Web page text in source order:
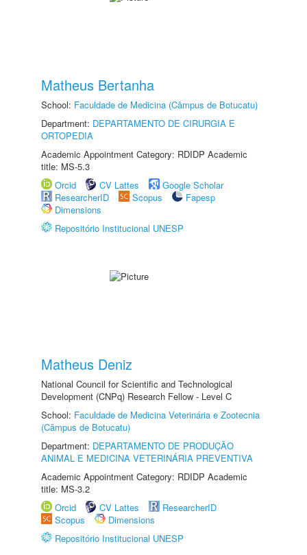
Matheus Bertanha
School: Faculdade de Medicina (Câmpus de Botucatu)
Department: DEPARTAMENTO DE CIRURGIA E
ORTOPEDIA
Academic Appointment Category: RDIDP Academic
title: MS-5.3
Orcid
CV Lattes
Google Scholar
ResearcherID
Scopus
Fapesp
Dimensions
Repositório Institucional UNESP
Matheus Deniz
National Council for Scientific and Technological
Development (CNPq) Research Fellow - Level C
School: Faculdade de Medicina Veterinária e Zootecnia
(Câmpus de Botucatu)
Department: DEPARTAMENTO DE PRODUÇÃO
ANIMAL E MEDICINA VETERINÁRIA PREVENTIVA
Academic Appointment Category: RDIDP Academic
title: MS-3.2
Orcid
CV Lattes
ResearcherID
Scopus
Dimensions
Repositório Institucional UNESP